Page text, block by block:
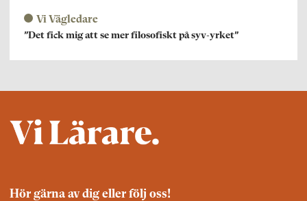
Vi Vägledare
”Det fick mig att se mer filosofiskt på syv-yrket”
Hör gärna av dig eller följ oss!